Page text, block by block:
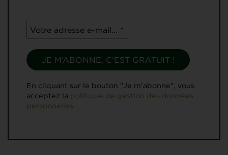
En cliquant sur le bouton "Je m'abonne", vous
acceptez la politique de gestion des données
personnelles.